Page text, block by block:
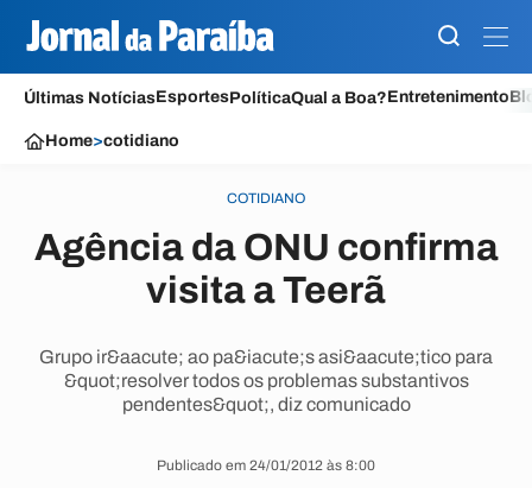
Últimas NotíciasEsportesPolíticaQual a Boa?Entretenimento
Home>cotidiano
COTIDIANO
Agência da ONU confirma
visita a Teerã
Grupo ir&aacute; ao pa&iacute;s asi&aacute;tico para
&quot;resolver todos os problemas substantivos
pendentes&quot;, diz comunicado
Publicado em 24/01/2012 às 8:00